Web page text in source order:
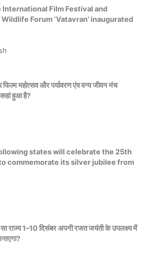
International Film Festival and
Forum ‘Vatavran’ inaugurated
फिल्म महोत्सव और पर्यावरण एंव वन्य जीवन मंच
कहां हुआ है?
states will celebrate the 25th
commemorate its silver jubilee from
राज्य 1–10 दिसंबर अपनी रजत जयंती के उपलक्ष्य में